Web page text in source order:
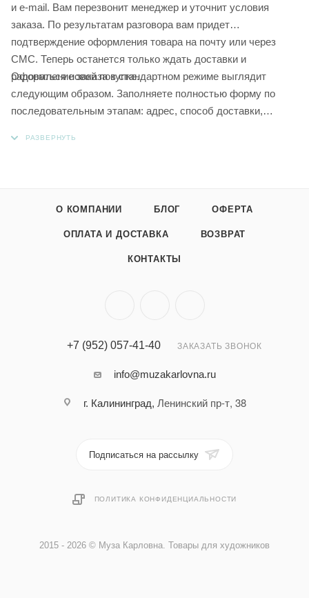
и e-mail. Вам перезвонит менеджер и уточнит условия
заказа. По результатам разговора вам придет
подтверждение оформления товара на почту или через
СМС. Теперь останется только ждать доставки и
радоваться новой покупке.
Оформление заказа в стандартном режиме выглядит
следующим образом. Заполняете полностью форму по
последовательным этапам: адрес, способ доставки,
О КОМПАНИИ БЛОГ ОФЕРТА
ОПЛАТА И ДОСТАВКА ВОЗВРАТ
КОНТАКТЫ
+7 (952) 057-41-40 ЗАКАЗАТЬ ЗВОНОК
info@muzakarlovna.ru
г. Калининград, Ленинский пр-т, 38
Подписаться на рассылку
ПОЛИТИКА КОНФИДЕНЦИАЛЬНОСТИ
2015 - 2026 © Муза Карловна. Товары для художников